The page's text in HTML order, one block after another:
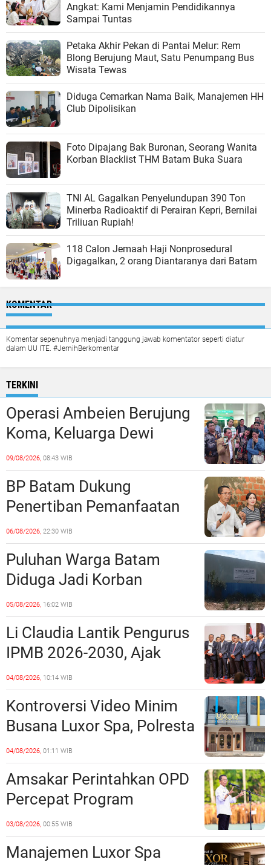
Angkat: Kami Menjamin Pendidikannya
Sampai Tuntas
Petaka Akhir Pekan di Pantai Melur: Rem
Blong Berujung Maut, Satu Penumpang Bus
Wisata Tewas
Diduga Cemarkan Nama Baik, Manajemen HH
Club Dipolisikan
Foto Dipajang Bak Buronan, Seorang Wanita
Korban Blacklist THM Batam Buka Suara
TNI AL Gagalkan Penyelundupan 390 Ton
Minerba Radioaktif di Perairan Kepri, Bernilai
Triliuan Rupiah!
118 Calon Jemaah Haji Nonprosedural
Digagalkan, 2 orang Diantaranya dari Batam
KOMENTAR
Komentar sepenuhnya menjadi tanggung jawab komentator seperti diatur
dalam UU ITE. #JernihBerkomentar
TERKINI
Operasi Ambeien Berujung
Koma, Keluarga Dewi
Sartika Polisikan RS Awal
Bros Botania
09/08/2026, 08:43 WIB
BP Batam Dukung
Penertiban Pemanfaatan
Ruang Laut Sesuai
Ketentuan Peraturan
Perundang-undangan
06/08/2026, 22:30 WIB
Puluhan Warga Batam
Diduga Jadi Korban
Penipuan Kavling Hingga
Miliaran Rupiah, Laporan ke
Polda Kepri Jalan di
Tempat?
05/08/2026, 16:02 WIB
Li Claudia Lantik Pengurus
IPMB 2026-2030, Ajak
Perkuat Kerukunan dan
Sinergi dengan Pemko
Batam
04/08/2026, 10:14 WIB
Kontroversi Video Minim
Busana Luxor Spa, Polresta
Barelang Usut Tuntas
Unsur Pelanggaran Hukum
04/08/2026, 01:11 WIB
Amsakar Perintahkan OPD
Percepat Program
Prioritas, Targetkan
Realisasi Pembangunan
Lampaui 50 Persen
03/08/2026, 00:55 WIB
Manajemen Luxor Spa